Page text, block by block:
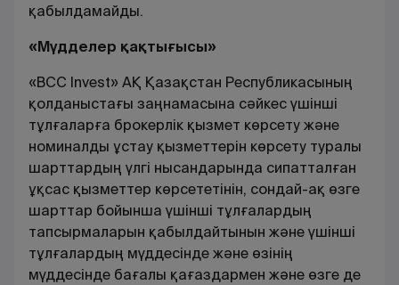
қабылдамайды.
«Мүдделер қақтығысы»
«BCC Invest» АҚ Қазақстан Республикасының
қолданыстағы заңнамасына сәйкес үшінші
тұлғаларға брокерлік қызмет көрсету және
номиналды ұстау қызметтерін көрсету туралы
шарттардың үлгі нысандарында сипатталған
ұқсас қызметтер көрсететінін, сондай-ақ өзге
шарттар бойынша үшінші тұлғалардың
тапсырмаларын қабылдайтынын және үшінші
тұлғалардың мүддесінде және өзінің
мүддесінде бағалы қағаздармен және өзге де